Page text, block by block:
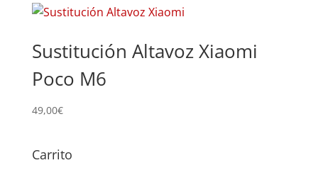
Sustitución Altavoz Xiaomi
Poco M6
49,00€
Carrito